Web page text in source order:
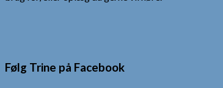
Følg Trine på Facebook